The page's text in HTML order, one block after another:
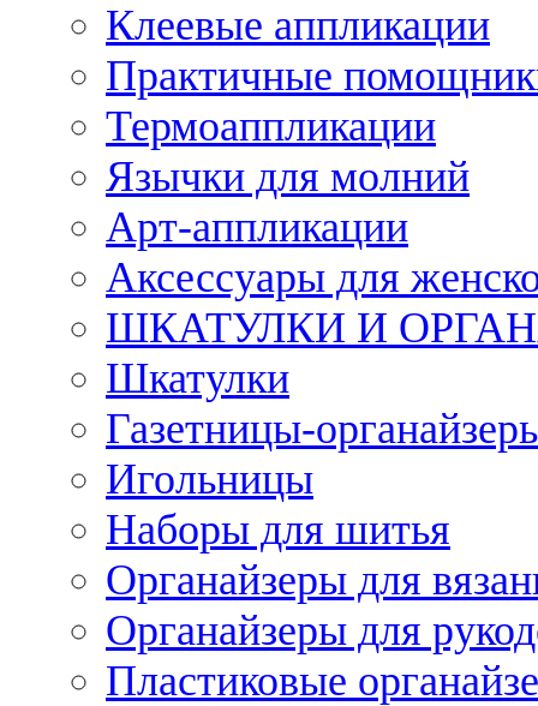
Клеевые аппликации
Практичные
Термоаппликации
Язычки для молний
Арт-аппликации
Аксессуары для
ШКАТУЛКИ И
Шкатулки
Газетницы-
Игольницы
Наборы для шитья
Органайзеры для
Органайзеры для
Пластиковые